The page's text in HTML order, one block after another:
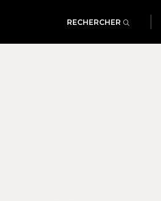
RECHERCHER